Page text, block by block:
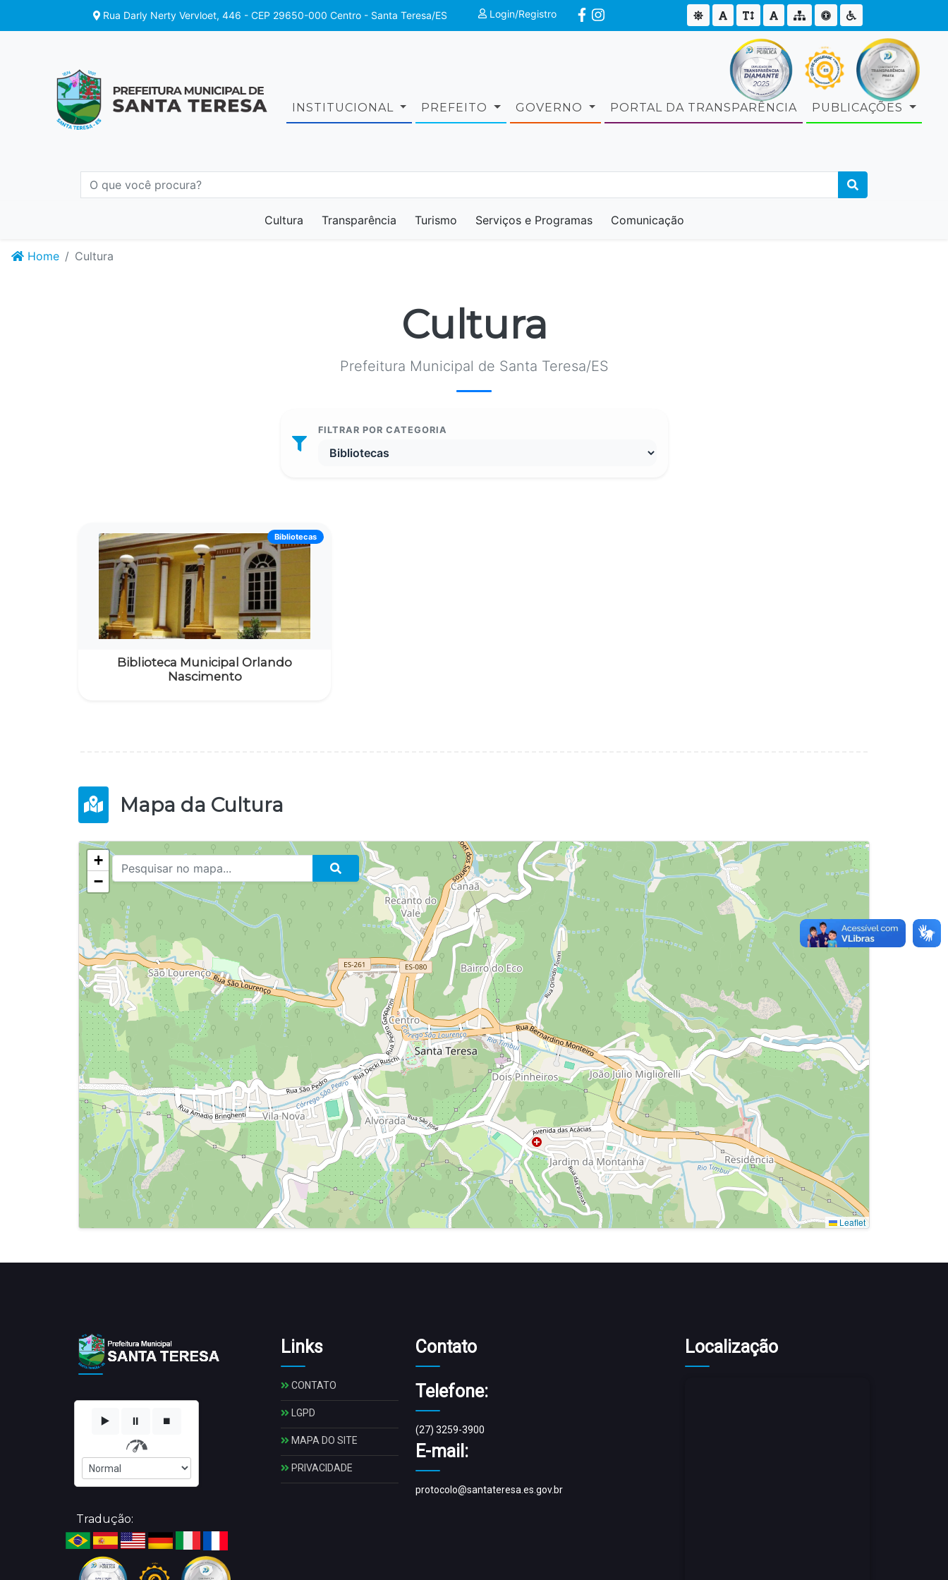
Rua Darly Nerty Vervloet, 446 - CEP 29650-000 Centro - Santa Teresa/ES Login/Registro
INSTITUCIONAL PREFEITO GOVERNO PORTAL DA TRANSPARÊNCIA PUBLICAÇÕES
Cultura Transparência Turismo Serviços e Programas Comunicação
Home Cultura
Cultura
Prefeitura Municipal de Santa Teresa/ES
FILTRAR POR CATEGORIA
Bibliotecas
Biblioteca Municipal Orlando
Nascimento
Mapa da Cultura
+
−
Leaflet
▶️ ⏸️ ⏹️
Tradução:
Links
CONTATO
LGPD
MAPA DO SITE
PRIVACIDADE
Contato
Telefone:
(27) 3259-3900
E-mail:
protocolo@santateresa.es.gov.br
Localização